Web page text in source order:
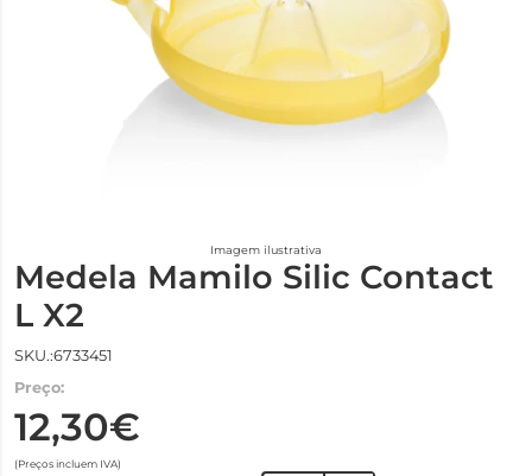
Imagem ilustrativa
Medela Mamilo Silic Contact
L X2
SKU.:6733451
Preço:
12,30€
(Preços incluem IVA)